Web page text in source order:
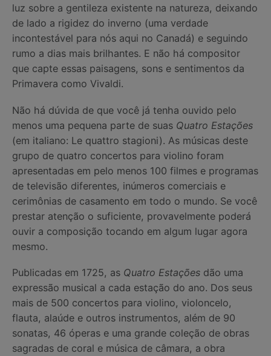
luz sobre a gentileza existente na natureza, deixando
de lado a rigidez do inverno (uma verdade
incontestável para nós aqui no Canadá) e seguindo
rumo a dias mais brilhantes. E não há compositor
que capte essas paisagens, sons e sentimentos da
Primavera como Vivaldi.
Não há dúvida de que você já tenha ouvido pelo
menos uma pequena parte de suas Quatro Estações
(em italiano: Le quattro stagioni). As músicas deste
grupo de quatro concertos para violino foram
apresentadas em pelo menos 100 filmes e programas
de televisão diferentes, inúmeros comerciais e
cerimônias de casamento em todo o mundo. Se você
prestar atenção o suficiente, provavelmente poderá
ouvir a composição tocando em algum lugar agora
mesmo.
Publicadas em 1725, as Quatro Estações dão uma
expressão musical a cada estação do ano. Dos seus
mais de 500 concertos para violino, violoncelo,
flauta, alaúde e outros instrumentos, além de 90
sonatas, 46 óperas e uma grande coleção de obras
sagradas de coral e música de câmara, a obra